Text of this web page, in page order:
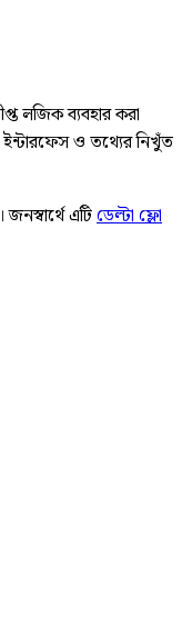
লজিক ব্যবহার করা
ও তথ্যের নিখুঁত
জনস্বার্থে এটিডেল্টা ফ্লো